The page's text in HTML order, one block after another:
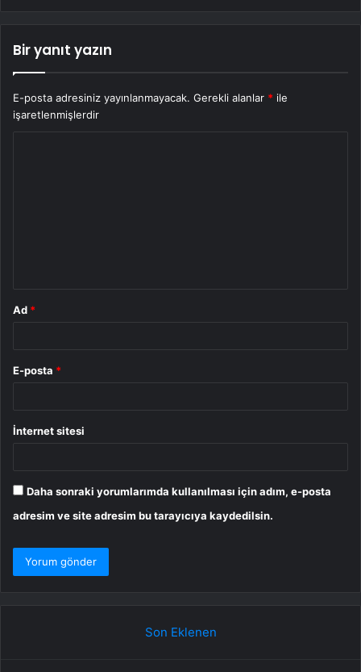
Bir yanıt yazın
E-posta adresiniz yayınlanmayacak. Gerekli alanlar * ile
işaretlenmişlerdir
Ad *
E-posta *
İnternet sitesi
Daha sonraki yorumlarımda kullanılması için adım, e-posta
adresim ve site adresim bu tarayıcıya kaydedilsin.
Son Eklenen